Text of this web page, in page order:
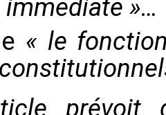
immédiate »…
« le
prévoit